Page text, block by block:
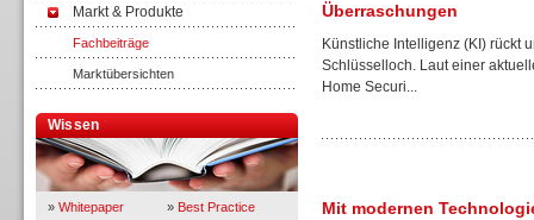
Markt & Produkte
Fachbeiträge
Marktübersichten
Wissen
» Whitepaper » Best Practice
Überraschungen
Künstliche Intelligenz (KI) rückt
Schlüsselloch. Laut einer
Home Securi...
Mit modernen